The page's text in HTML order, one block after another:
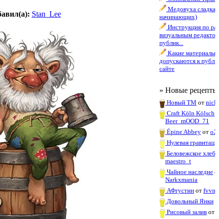
Stan_Lee
Медовуха
начинающих)
Инструкция по
визуальным
публик...
Какие материалы
допускаются к
сайте
» Новые рецепты
Новый ТМ от
Craft Köln Kölsch
Beer_mOOD_71
Épine Abbeyот
Нулевая
Беловежское
maestro_t
Чайное наследие
Narkxmania
АФгустинот
Довольный Янки
Рисовый залив от